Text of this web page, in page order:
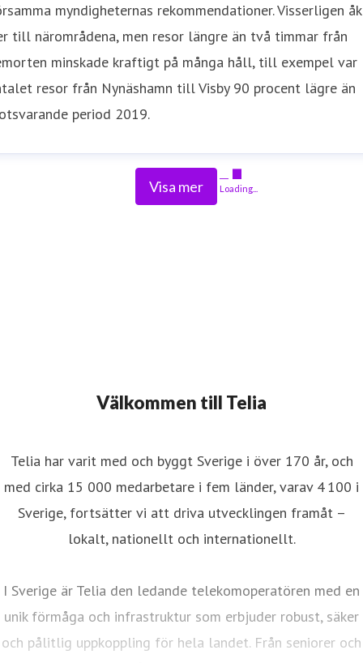
myndigheternas rekommendationer. Visserligen
till närområdena, men resor längre än två timmar från
minskade kraftigt på många håll, till exempel var
resor från Nynäshamn till Visby 90 procent lägre än
period 2019.
Visa mer Loading...
Välkommen till Telia
Telia har varit med och byggt Sverige i över 170 år, och
med cirka 15 000 medarbetare i fem länder, varav 4 100 i
Sverige, fortsätter vi att driva utvecklingen framåt –
lokalt, nationellt och internationellt.
I Sverige är Telia den ledande telekomoperatören med en
unik förmåga och infrastruktur som erbjuder robust, säker
och pålitlig uppkoppling för hela landet. Från seniorer och